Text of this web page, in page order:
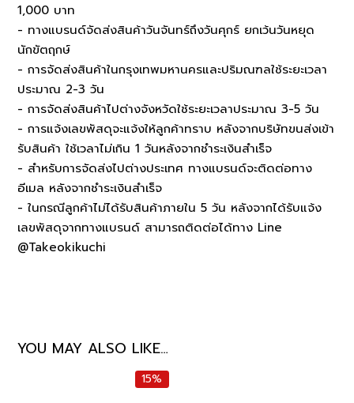
1,000 บาท
- ทางแบรนด์จัดส่งสินค้าวันจันทร์ถึงวันศุกร์ ยกเว้นวันหยุด
นักขัตฤกษ์
- การจัดส่งสินค้าในกรุงเทพมหานครและปริมณฑลใช้ระยะเวลา
ประมาณ 2-3 วัน
- การจัดส่งสินค้าไปต่างจังหวัดใช้ระยะเวลาประมาณ 3-5 วัน
- การแจ้งเลขพัสดุจะแจ้งให้ลูกค้าทราบ หลังจากบริษัทขนส่งเข้า
รับสินค้า ใช้เวลาไม่เกิน 1 วันหลังจากชำระเงินสำเร็จ
- สำหรับการจัดส่งไปต่างประเทศ ทางแบรนด์จะติดต่อทาง
อีเมล หลังจากชำระเงินสำเร็จ
- ในกรณีลูกค้าไม่ได้รับสินค้าภายใน 5 วัน หลังจากได้รับแจ้ง
เลขพัสดุจากทางแบรนด์ สามารถติดต่อได้ทาง Line
@Takeokikuchi
YOU MAY ALSO LIKE…
15%